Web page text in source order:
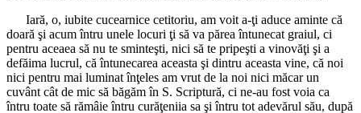
Iară, o, iubite cucearnice cetitoriu, am voit a-ţi aduce aminte că
doară şi acum întru unele locuri ţi să va părea întunecat graiul, ci
pentru aceaea să nu te sminteşti, nici să te pripeşti a vinovăţi şi a
defăima lucrul, că întunecarea aceasta şi dintru aceasta vine, că noi
nici pentru mai luminat înţeles am vrut de la noi nici măcar un
cuvânt cât de mic să băgăm în S. Scriptură, ci ne-au fost voia ca
întru toate să rămâie întru curăţeniia sa şi întru tot adevărul său, după